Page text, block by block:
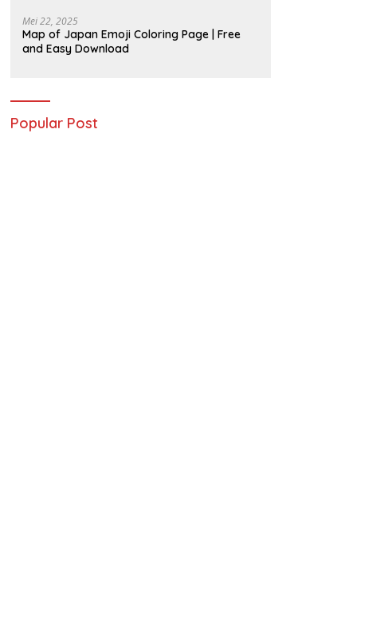
Mei 22, 2025
Map of Japan Emoji Coloring Page | Free
and Easy Download
Popular Post